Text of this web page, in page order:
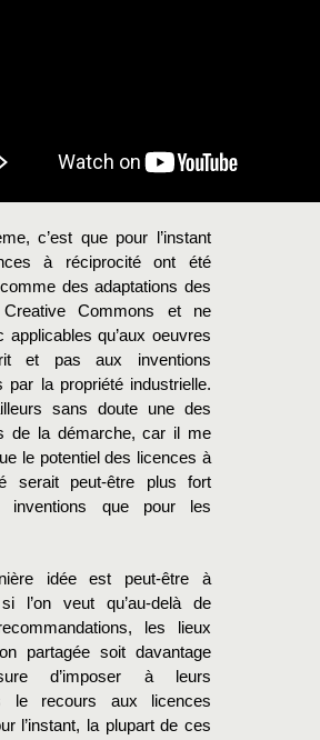
c’est que pour l’instant
à réciprocité ont été
des adaptations des
Creative Commons et ne
applicables qu’aux oeuvres
et pas aux inventions
par la propriété industrielle.
sans doute une des
de la démarche, car il me
le potentiel des licences à
serait peut-être plus fort
inventions que pour les
idée est peut-être à
l’on veut qu’au-delà de
les lieux
partagée soit davantage
d’imposer à leurs
le recours aux licences
l’instant, la plupart de ces